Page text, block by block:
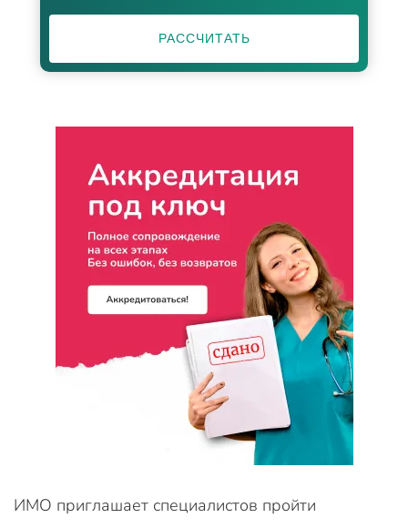
РАССЧИТАТЬ
ИМО приглашает специалистов пройти